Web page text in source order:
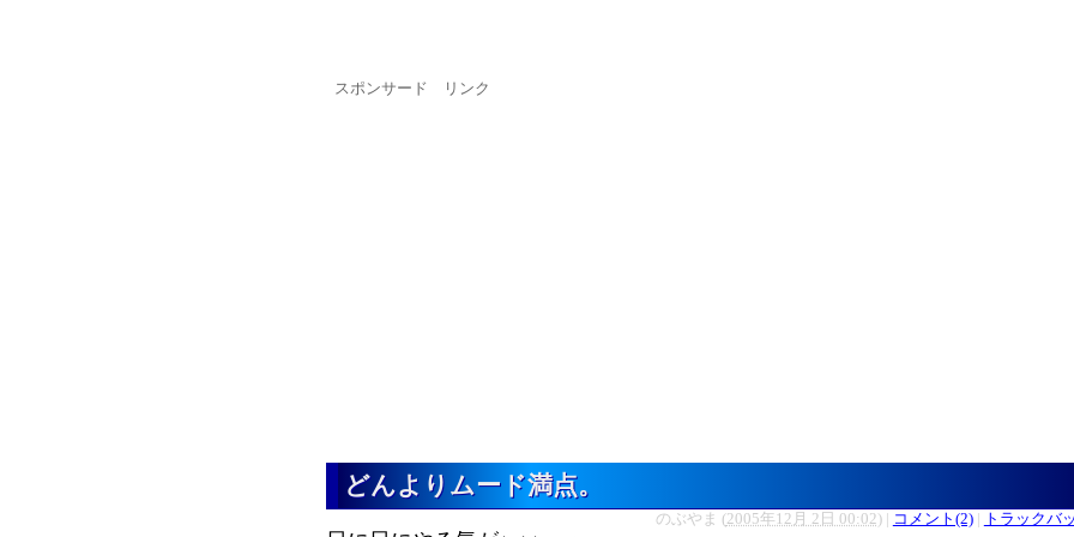
スポンサード リンク
どんよりムード満点。
のぶやま (2005年12月 2日 00:02) | コメント(2) | トラックバ